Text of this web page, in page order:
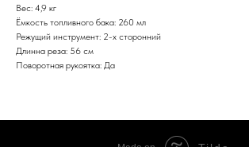
Вес: 4,9 кг
Ёмкость топливного бака: 260 мл
Режущий инструмент: 2-х сторонний
Длинна реза: 56 см
Поворотная рукоятка: Да